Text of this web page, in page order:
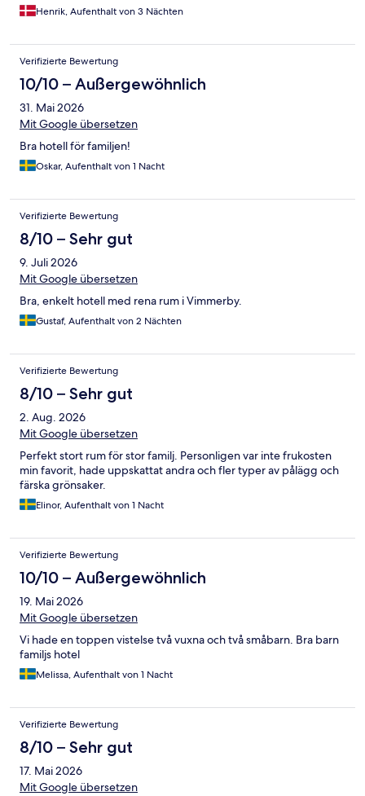
Henrik, Aufenthalt von 3 Nächten
Verifizierte Bewertung
10/10 – Außergewöhnlich
31. Mai 2026
Mit Google übersetzen
Bra hotell för familjen!
Oskar, Aufenthalt von 1 Nacht
Verifizierte Bewertung
8/10 – Sehr gut
9. Juli 2026
Mit Google übersetzen
Bra, enkelt hotell med rena rum i Vimmerby.
Gustaf, Aufenthalt von 2 Nächten
Verifizierte Bewertung
8/10 – Sehr gut
2. Aug. 2026
Mit Google übersetzen
Perfekt stort rum för stor familj. Personligen var inte frukosten
min favorit, hade uppskattat andra och fler typer av pålägg och
färska grönsaker.
Elinor, Aufenthalt von 1 Nacht
Verifizierte Bewertung
10/10 – Außergewöhnlich
19. Mai 2026
Mit Google übersetzen
Vi hade en toppen vistelse två vuxna och två småbarn. Bra barn
familjs hotel
Melissa, Aufenthalt von 1 Nacht
Verifizierte Bewertung
8/10 – Sehr gut
17. Mai 2026
Mit Google übersetzen